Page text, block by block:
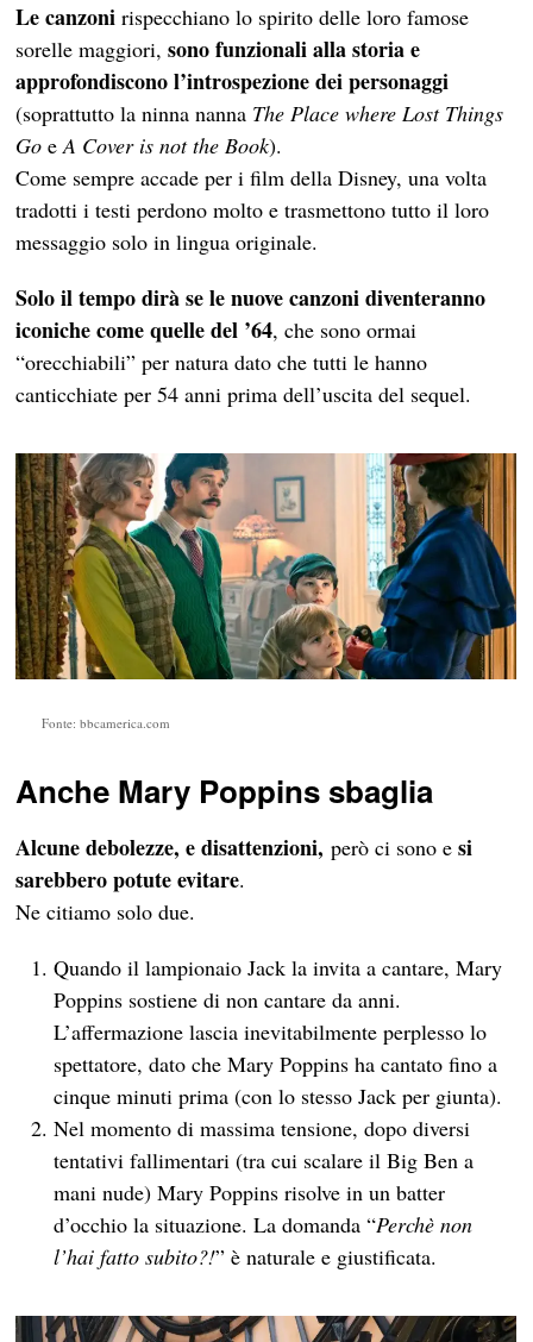
Le canzoni rispecchiano lo spirito delle loro famose
sorelle maggiori,sono funzionali alla storia e
approfondiscono l’introspezione dei personaggi
(soprattutto la ninna nanna The Place where Lost Things
Go eA Cover is not the Book).
Come sempre accade per i film della Disney, una volta
tradotti i testi perdono molto e trasmettono tutto il loro
messaggio solo in lingua originale.
Solo il tempo dirà se le nuove canzoni diventeranno
iconiche come quelle del ’64, che sono ormai
“orecchiabili” per natura dato che tutti le hanno
canticchiate per 54 anni prima dell’uscita del sequel.
Fonte: bbcamerica.com
Anche Mary Poppins sbaglia
Alcune debolezze, e disattenzioni,però ci sono e si
sarebbero potute evitare.
Ne citiamo solo due.
Quando il lampionaio Jack la invita a cantare, Mary
Poppins sostiene di non cantare da anni.
L’affermazione lascia inevitabilmente perplesso lo
spettatore, dato che Mary Poppins ha cantato fino a
cinque minuti prima (con lo stesso Jack per giunta).
Nel momento di massima tensione, dopo diversi
tentativi fallimentari (tra cui scalare il Big Ben a
mani nude) Mary Poppins risolve in un batter
d’occhio la situazione. La domanda “Perchè non
l’hai fatto subito?!” è naturale e giustificata.